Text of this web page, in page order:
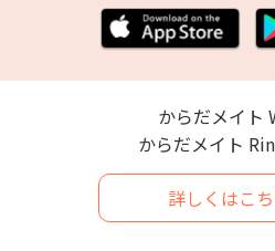
からだメイト
からだメイト
詳しくはこ